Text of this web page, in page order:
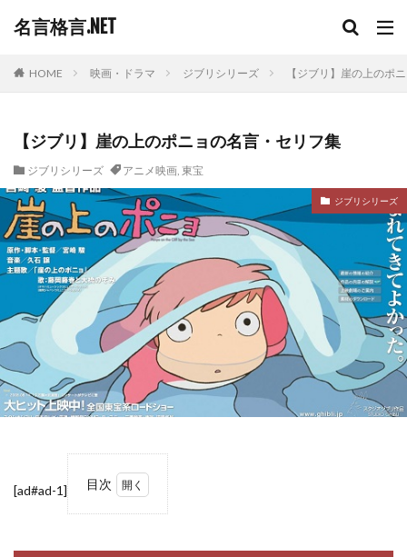
名言格言.NET
HOME 映画・ドラマ ジブリシリーズ 【ジブリ】崖の上のポ
【ジブリ】崖の上のポニョの名言・セリフ集
ジブリシリーズ アニメ映画, 東宝
ジブリシリーズ
[ad#ad-1] 目次